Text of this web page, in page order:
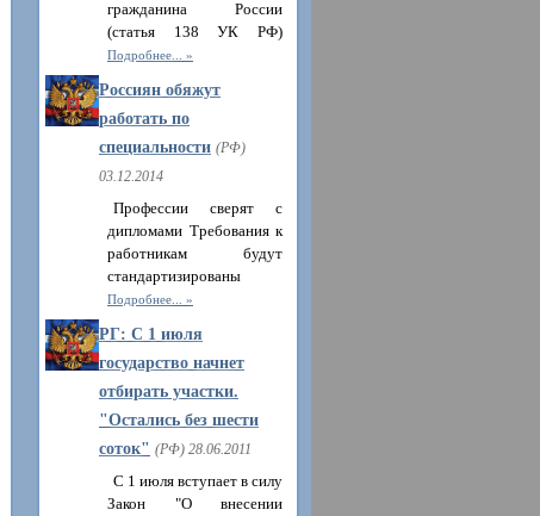
гражданина России
(статья 138 УК РФ)
Подробнее...
Россиян обяжут
работать по
специальности (РФ)
03.12.2014
Профессии сверят с
дипломами Требования к
работникам будут
стандартизированы
Подробнее...
РГ: С 1 июля
государство начнет
отбирать участки.
"Остались без шести
соток" (РФ) 28.06.2011
С 1 июля вступает в силу
Закон "О внесении